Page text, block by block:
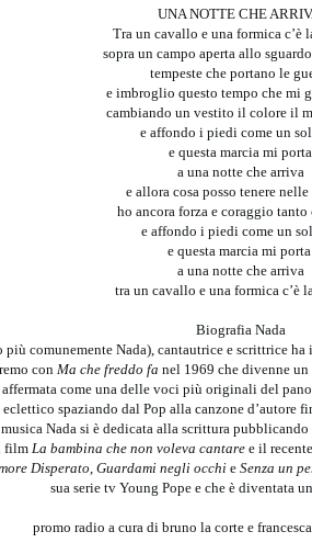
UNA NOTTE CHE
Tra un cavallo e una formica c’è
sopra un campo aperta allo
tempeste che portano le
e imbroglio questo tempo che mi
cambiando un vestito il colore il
e affondo i piedi come un
e questa marcia mi porta
a una notte che arriva
e allora cosa posso tenere
ho ancora forza e coraggio
e affondo i piedi come un
e questa marcia mi
a una notte che arriva
tra un cavallo e una formica c’è
Biografia Nada
più comunemente Nada), cantautrice e scrittrice
con Ma che freddo fa nel 1969 che divenne un
come una delle voci più originali del
spaziando dal Pop alla canzone d’autore
Nada si è dedicata alla scrittura
filmLa bambina che non voleva cantare e il
Disperato, Guardami negli occhi e Senza un
sua serie tv Young Pope e che è diventata
promo radio a cura di bruno la corte e